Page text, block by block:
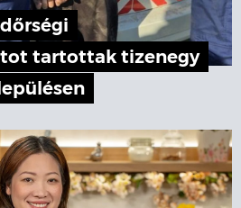
tartottak tizenegy